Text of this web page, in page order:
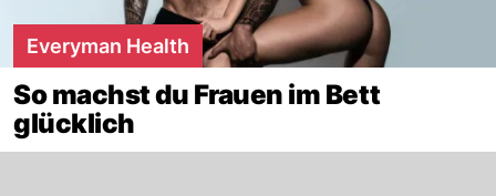
Everyman Health
So machst du Frauen im Bett
glücklich